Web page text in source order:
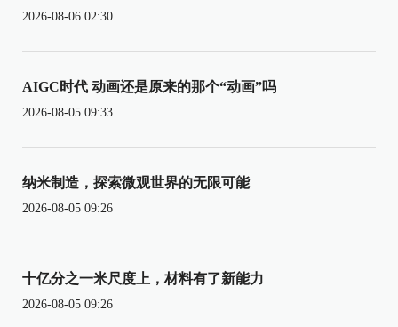
2026-08-06 02:30
AIGC时代 动画还是原来的那个“动画”吗
2026-08-05 09:33
纳米制造，探索微观世界的无限可能
2026-08-05 09:26
十亿分之一米尺度上，材料有了新能力
2026-08-05 09:26